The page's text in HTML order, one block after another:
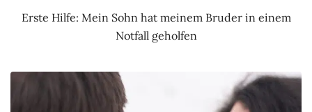
Erste Hilfe: Mein Sohn hat meinem Bruder in einem
Notfall geholfen